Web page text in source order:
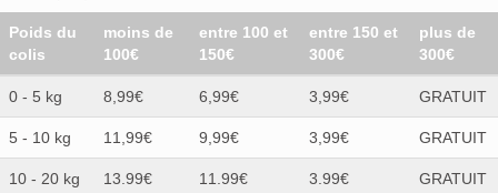
Poids du
colis
moins de
100€
entre 100 et
150€
entre 150 et
300€
plus de
300€
0 - 5 kg 8,99€ 6,99€ 3,99€ GRATUIT
5 - 10 kg 11,99€ 9,99€ 3,99€ GRATUIT
10 - 20 kg 13.99€ 11.99€ 3.99€ GRATUIT